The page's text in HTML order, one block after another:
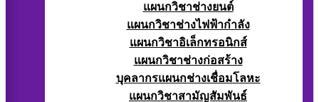
แผนกวิชาช่างยนต์
แผนกวิชาช่างไฟฟ้ากำลัง
แผนกวิชาอิเล็กทรอนิกส์
แผนกวิชาช่างก่อสร้าง
บุคลากรแผนกช่างเชื่อมโลหะ
แผนกวิชาสามัญสัมพันธ์